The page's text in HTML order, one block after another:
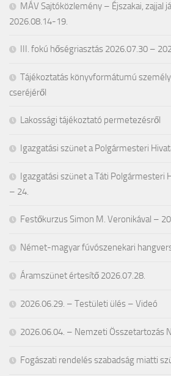
MÁV Sajtóközlemény – Éjszakai, zajjal
2026.08.14-19.
III. fokú hőségriasztás 2026.07.30 –
Tájékoztatás könyvformátumú
cseréjéről
Lakossági tájékoztató permetezésről
Igazgatási szünet a Polgármesteri
Igazgatási szünet a Táti Polgármesteri
– 24.
Festőkurzus Simon M. Veronikával –
Német-magyar fúvószenekari
Áramszünet értesítő 2026.07.28.
2026.06.29. – Testületi ülés – Videó
2026.06.04. – Nemzeti Összetartozás
Fogászati rendelés szabadság miatti